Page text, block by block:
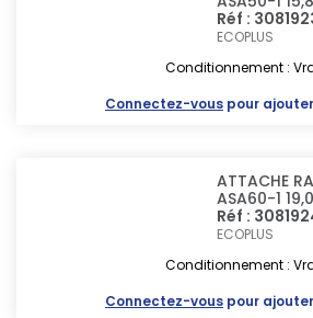
Réf :
ECOPLUS
Conditionnement :
Connectez-vous pour
ATTACHE
ASA60-1
Réf :
ECOPLUS
Conditionnement :
Connectez-vous pour